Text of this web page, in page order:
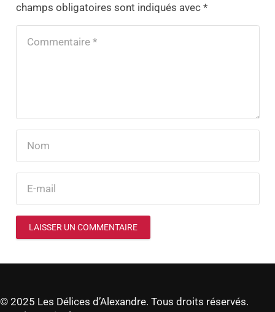
champs obligatoires sont indiqués avec *
LAISSER UN COMMENTAIRE
© 2025 Les Délices d’Alexandre. Tous droits réservés.